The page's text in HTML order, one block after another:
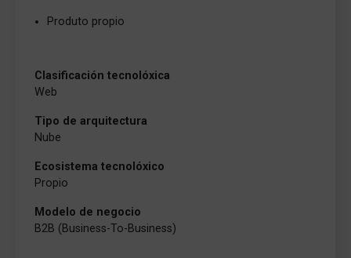
Produto propio
Clasificación tecnolóxica
Web
Tipo de arquitectura
Nube
Ecosistema tecnolóxico
Propio
Modelo de negocio
B2B (Business-To-Business)